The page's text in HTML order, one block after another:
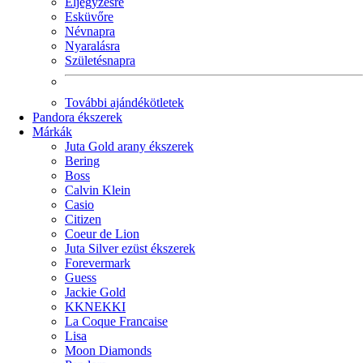
Esküvőre
Névnapra
Nyaralásra
Születésnapra
További ajándékötletek
Pandora ékszerek
Márkák
Juta Gold arany ékszerek
Bering
Boss
Calvin Klein
Casio
Citizen
Coeur de Lion
Juta Silver ezüst ékszerek
Forevermark
Guess
Jackie Gold
KKNEKKI
La Coque Francaise
Lisa
Moon Diamonds